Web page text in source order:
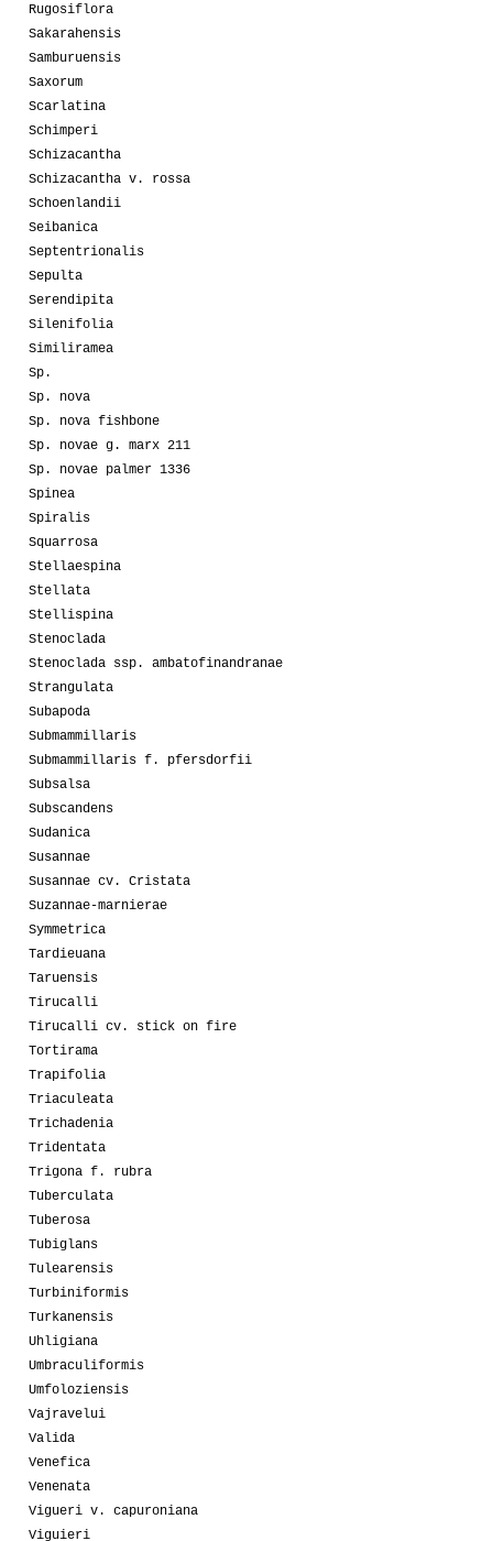
Rugosiflora
Sakarahensis
Samburuensis
Saxorum
Scarlatina
Schimperi
Schizacantha
Schizacantha v. rossa
Schoenlandii
Seibanica
Septentrionalis
Sepulta
Serendipita
Silenifolia
Similiramea
Sp.
Sp. nova
Sp. nova fishbone
Sp. novae g. marx 211
Sp. novae palmer 1336
Spinea
Spiralis
Squarrosa
Stellaespina
Stellata
Stellispina
Stenoclada
Stenoclada ssp. ambatofinandranae
Strangulata
Subapoda
Submammillaris
Submammillaris f. pfersdorfii
Subsalsa
Subscandens
Sudanica
Susannae
Susannae cv. Cristata
Suzannae-marnierae
Symmetrica
Tardieuana
Taruensis
Tirucalli
Tirucalli cv. stick on fire
Tortirama
Trapifolia
Triaculeata
Trichadenia
Tridentata
Trigona f. rubra
Tuberculata
Tuberosa
Tubiglans
Tulearensis
Turbiniformis
Turkanensis
Uhligiana
Umbraculiformis
Umfoloziensis
Vajravelui
Valida
Venefica
Venenata
Vigueri v. capuroniana
Viguieri